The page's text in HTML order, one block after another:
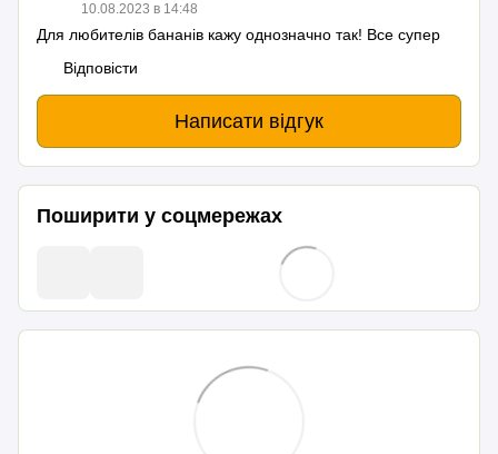
10.08.2023 в 14:48
Для любителів бананів кажу однозначно так! Все супер
Відповісти
Написати відгук
Поширити у соцмережах